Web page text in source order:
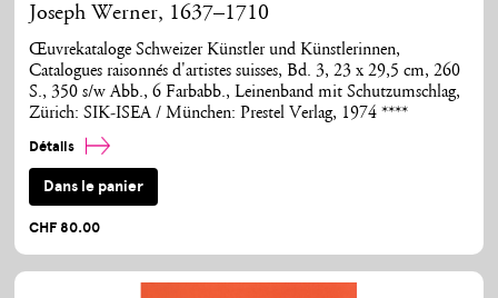
Joseph Werner, 1637–1710
Œuvrekataloge Schweizer Künstler und Künstlerinnen,
Catalogues raisonnés d'artistes suisses, Bd. 3, 23 x 29,5 cm, 260
S., 350 s/w Abb., 6 Farbabb., Leinenband mit Schutzumschlag,
Zürich: SIK-ISEA / München: Prestel Verlag, 1974 ****
Détails
Dans le panier
CHF 80.00